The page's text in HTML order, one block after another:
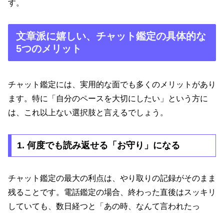
す。
文章派に嬉しい、チャット鑑定の具体的な
5つのメリット
チャット鑑定には、実用的な面でも多くのメリットがあり
ます。特に「自分のペースを大切にしたい」という方に
は、これ以上ない選択肢と言えるでしょう。
1. 何度でも読み返せる「お守り」になる
チャット鑑定の最大の利点は、やり取りの記録がそのまま
残ることです。電話鑑定の場合、終わった直後はスッキリ
していても、数日経つと「あの時、なんて言われたっ